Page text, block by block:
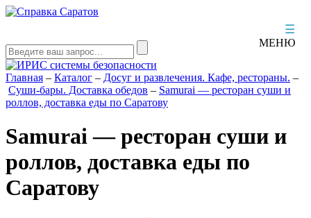
☰
МЕНЮ
Главная – Каталог – Досуг и развлечения. Кафе, рестораны. –
Суши-бары. Доставка обедов – Samurai — ресторан суши и
роллов, доставка еды по Саратову
Samurai — ресторан суши и
роллов, доставка еды по
Саратову